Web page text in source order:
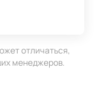
отличаться,
менеджеров.